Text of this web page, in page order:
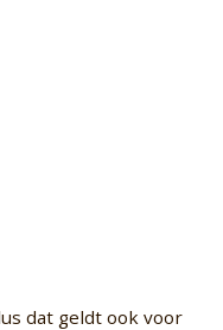
dat geldt ook voor